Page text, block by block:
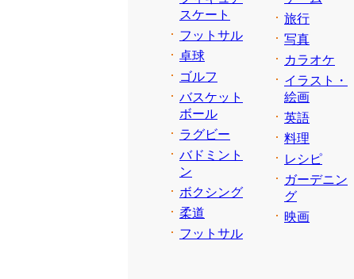
スケート
フットサル
卓球
ゴルフ
バスケット
ボール
ラグビー
バドミント
ン
ボクシング
柔道
フットサル
旅行
写真
カラオケ
イラスト・
絵画
英語
料理
レシピ
ガーデニン
グ
映画